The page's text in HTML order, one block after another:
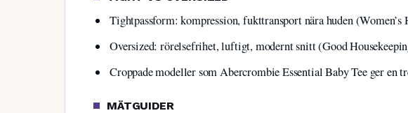
Tightpassform: kompression, fukttransport nära huden (Women’s
Oversized: rörelsefrihet, luftigt, modernt snitt (Good
Croppade modeller som Abercrombie Essential Baby Tee ger en
MÄTGUIDER